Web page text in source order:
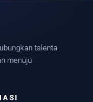
talenta
menuju